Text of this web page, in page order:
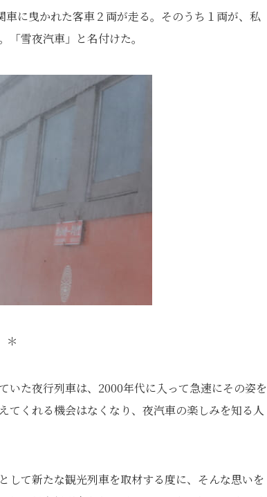
に曳かれた客車２両が走る。そのうち１両が、私
雪夜汽車」と名付けた。
いた夜行列車は、2000年代に入って急速にその姿を
てくれる機会はなくなり、夜汽車の楽しみを知る人
して新たな観光列車を取材する度に、そんな思いを